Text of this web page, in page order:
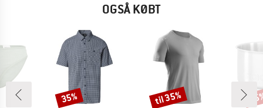
OGSÅ KØBT
Rabat
35% Rabat
til 35%